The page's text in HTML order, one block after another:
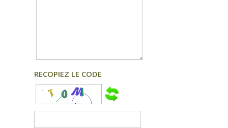
RECOPIEZ LE CODE